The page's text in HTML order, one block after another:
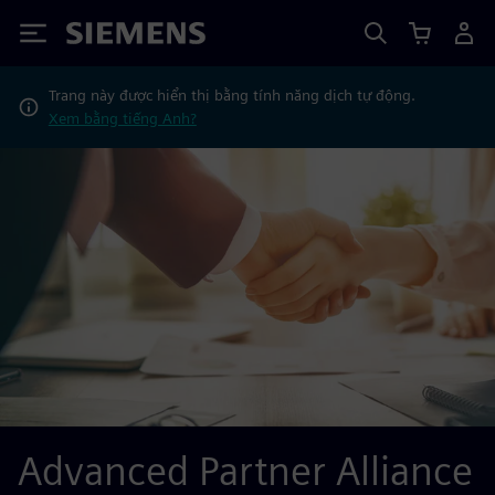
Siemens
Trang này được hiển thị bằng tính năng dịch tự động.
Xem bằng tiếng Anh?
Advanced Partner Alliance